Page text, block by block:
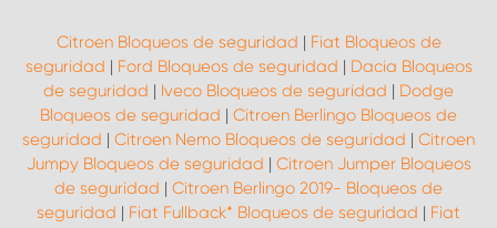
Citroen Bloqueos de seguridad | Fiat Bloqueos de
seguridad | Ford Bloqueos de seguridad | Dacia Bloqueos
de seguridad | Iveco Bloqueos de seguridad | Dodge
Bloqueos de seguridad | Citroen Berlingo Bloqueos de
seguridad | Citroen Nemo Bloqueos de seguridad | Citroen
Jumpy Bloqueos de seguridad | Citroen Jumper Bloqueos
de seguridad | Citroen Berlingo 2019- Bloqueos de
seguridad | Fiat Fullback* Bloqueos de seguridad | Fiat